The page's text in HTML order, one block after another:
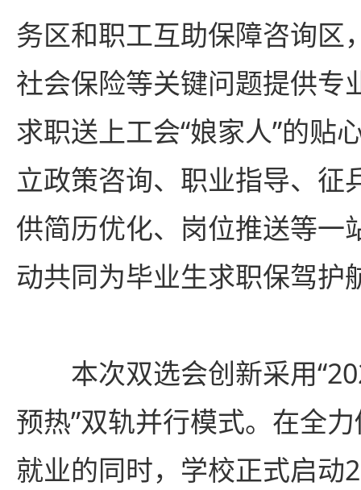
务区和职工互助保障咨询区
社会保险等关键问题提供专
求职送上工会“娘家人”的贴
立政策咨询、职业指导、征
供简历优化、岗位推送等一
动共同为毕业生求职保驾护
本次双选会创新采用
预热”双轨并行模式。在全
就业的同时，学校正式启动